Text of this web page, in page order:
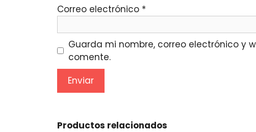
Correo electrónico *
Guarda mi nombre, correo electrónico y
comente.
Productos relacionados